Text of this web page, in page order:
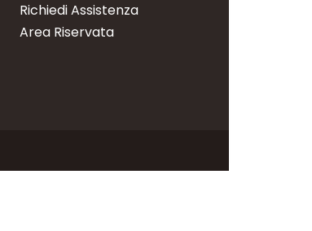
Richiedi Assistenza
Area Riservata